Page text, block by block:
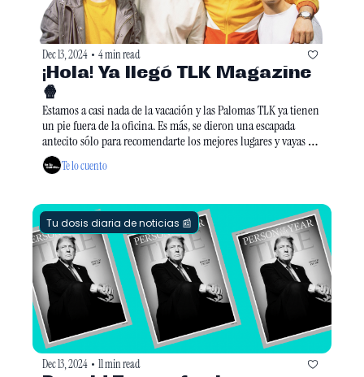
Dec 13, 2024 • 4 min read
¡Hola! Ya llegó TLK Magazine
🍿
Estamos a casi nada de la vacación y las Palomas TLK ya tienen
un pie fuera de la oficina. Es más, se dieron una escapada
antecito sólo para recomendarte los mejores lugares y vayas
armando el plan que más te guste... ve sacando la libretita para
Te lo cuento
Tu dosis diaria de noticias 📰
Dec 13, 2024 • 11 min read